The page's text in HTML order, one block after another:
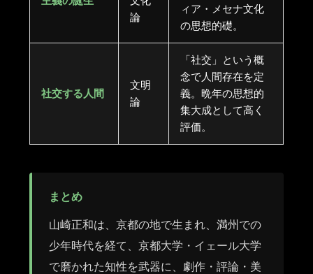
論
ィア・メセナ文化
の思想的礎。
社交する人間
文明
論
「社交」という概
念で人間存在を定
義。晩年の思想的
集大成として高く
評価。
まとめ
山崎正和は、京都の地で生まれ、満州での
少年時代を経て、京都大学・イェール大学
で磨かれた知性を武器に、劇作・評論・美